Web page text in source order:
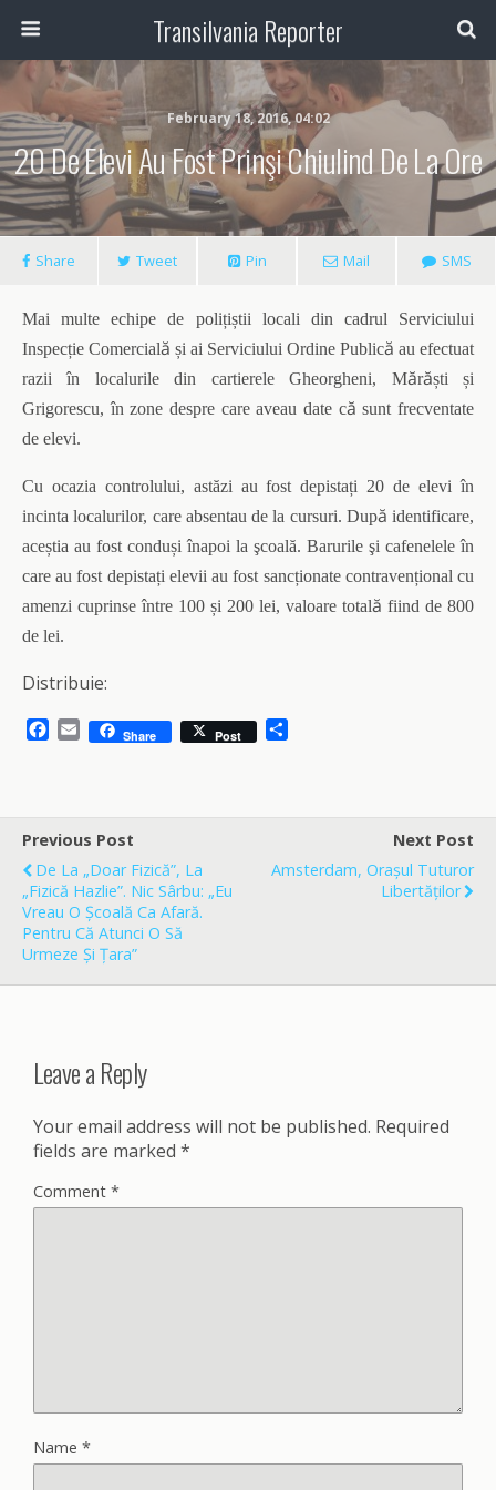
Transilvania Reporter
February 18, 2016, 04:02
20 De Elevi Au Fost Prinşi Chiulind De La Ore
Share Tweet Pin Mail SMS
Mai multe echipe de polițiștii locali din cadrul Serviciului
Inspecție Comercială și ai Serviciului Ordine Publică au efectuat
razii în localurile din cartierele Gheorgheni, Mărăștiși
Grigorescu, în zone despre care aveau date că sunt frecventate
de elevi.
Cu ocazia controlului, astăzi au fost depistați 20 de elevi în
incinta localurilor, care absentau de la cursuri. După identificare,
aceștia au fost conduși înapoi la şcoală. Barurile şi cafenelele în
care au fost depistați elevii au fost sancționate contravențional cu
amenzi cuprinse între 100 și 200 lei, valoare totală fiind de 800
de lei.
Distribuie:
b
o
o
k
E
l
Share Post
e
Previous Post
De La „doar Fizică”, La
„fizică Hazlie”. Nic Sârbu: „Eu
Vreau O Școală Ca Afară.
Pentru Că Atunci O Să
Urmeze Și Țara”
Next Post
Amsterdam, Orașul Tuturor
Libertăților
Leave a Reply
Your email address will not be published. Required
fields are marked *
Comment *
Name *